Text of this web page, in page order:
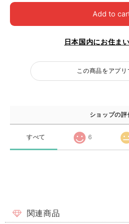
Add to
日本国内にお住ま
この商品をアプリ
ショップの評
すべて 6
関連商品